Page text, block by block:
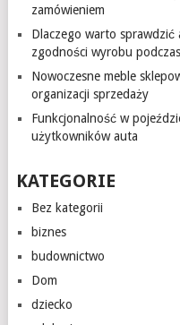
zamówieniem
Dlaczego warto sprawdzić
zgodności wyrobu
Nowoczesne meble
organizacji sprzedaży
Funkcjonalność w
użytkowników auta
KATEGORIE
Bez kategorii
biznes
budownictwo
Dom
dziecko